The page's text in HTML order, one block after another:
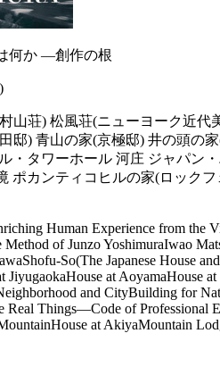
何か —創作の根
山荘) 松風荘(ニューヨーク近
邸) 青山の家(京極邸) 井の頭の
・タワーホール 河庄 ジャパン
ポカンティコヒルの家(ロック
Human Experience from the
Method of Junzo YoshimuraIwao
So(The Japanese House
JiyugaokaHouse at AoyamaHouse
and CityBuilding for
Real Things—Code of Professional
at AkiyaMountain